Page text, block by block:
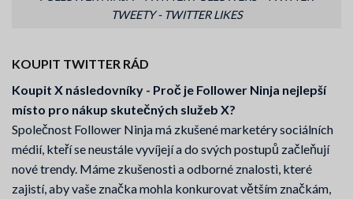
TWEETY - TWITTER LIKES
KOUPIT TWITTER RÁD
Koupit X následovníky - Proč je Follower Ninja nejlepší
místo pro nákup skutečných služeb X?
Společnost Follower Ninja má zkušené marketéry sociálních
médií, kteří se neustále vyvíjejí a do svých postupů začleňují
nové trendy. Máme zkušenosti a odborné znalosti, které
zajistí, aby vaše značka mohla konkurovat větším značkám,